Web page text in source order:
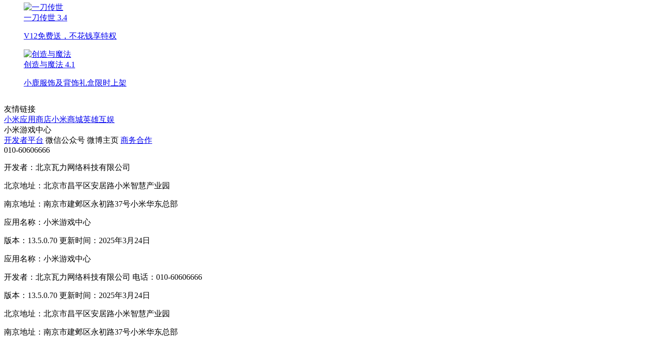
一刀传世 3.4
V12免费送，不花钱享特权
创造与魔法 4.1
小鹿服饰及背饰礼盒限时上架
友情链接
小米应用商店小米商城英雄互娱
小米游戏中心
开发者平台 微信公众号 微博主页 商务合作
010-60606666
开发者：北京瓦力网络科技有限公司
北京地址：北京市昌平区安居路小米智慧产业园
南京地址：南京市建邺区永初路37号小米华东总部
应用名称：小米游戏中心
版本：13.5.0.70 更新时间：2025年3月24日
应用名称：小米游戏中心
开发者：北京瓦力网络科技有限公司 电话：010-60606666
版本：13.5.0.70 更新时间：2025年3月24日
北京地址：北京市昌平区安居路小米智慧产业园
南京地址：南京市建邺区永初路37号小米华东总部